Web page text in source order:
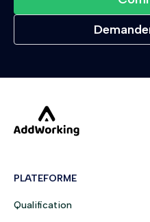
PLATEFORME
Qualification